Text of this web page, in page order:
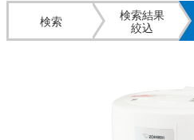
検索
検索結果
絞込